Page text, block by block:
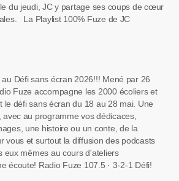
du jeudi, JC y partage ses coups de cœur
La Playlist 100% Fuze de JC
au Défi sans écran 2026!!! Mené par 26
Fuze accompagne les 2000 écoliers et
le défi sans écran du 18 au 28 mai. Une
avec au programme vos dédicaces,
une histoire ou un conte, de la
vous et surtout la diffusion des podcasts
eux mêmes au cours d'ateliers
écoute! Radio Fuze 107.5 · 3-2-1 Défi!